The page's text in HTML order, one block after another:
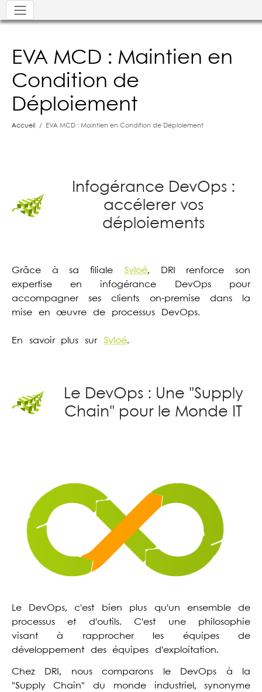
EVA MCD : Maintien en
Condition de
Déploiement
Accueil EVA MCD : Maintien en Condition de Déploiement
Infogérance DevOps :
accélerer vos
déploiements
Grâce à sa filiale Syloé, DRI renforce son
expertise en infogérance DevOps pour
accompagner ses clients on-premise dans la
mise en œuvre de processus DevOps.
En savoir plus surSyloé.
Le DevOps : Une "Supply
Chain" pour le Monde IT
Le DevOps, c'est bien plus qu'un ensemble de
processus et d'outils. C'est une philosophie
visant à rapprocher les équipes de
développement des équipes d'exploitation.
Chez DRI, nous comparons le DevOps à la
"Supply Chain" du monde industriel, synonyme